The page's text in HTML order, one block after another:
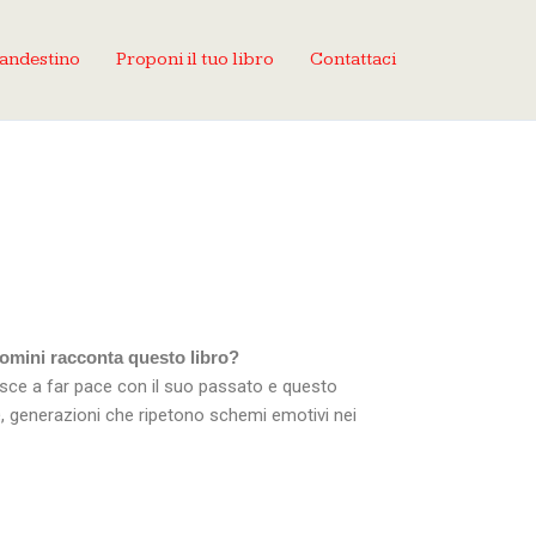
Proponi il tuo libro Contattaci
racconta questo libro?
a far pace con il suo passato e questo
che ripetono schemi emotivi nei